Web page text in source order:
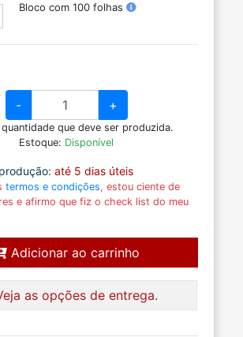
Bloco com 100 folhas
- +
quantidade que deve ser produzida.
Estoque: Disponível
até 5 dias úteis
termos e condições, estou ciente de
e afirmo que fiz o check list do meu
Adicionar ao carrinho
as opções de entrega.